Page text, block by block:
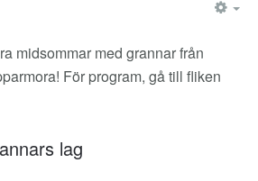
midsommar med grannar från
För program, gå till fliken
lag